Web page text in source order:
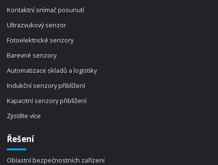
Kontaktní snímač posunutí
Ultrazvukový senzor
Fotoelektrické senzory
Barevné senzory
Automatizace skladů a logistiky
Indukční senzory přiblížení
Kapacitní senzory přiblížení
Zjistěte více
Řešení
Oblastní bezpečnostních zařízení